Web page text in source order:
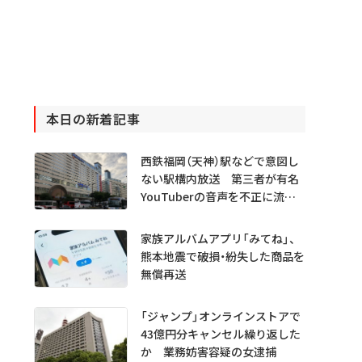
本日の新着記事
西鉄福岡（天神）駅などで意図し
ない駅構内放送 第三者が有名
YouTuberの音声を不正に流し
家族アルバムアプリ「みてね」、
熊本地震で破損・紛失した商品を
無償再送
「ジャンプ」オンラインストアで
43億円分キャンセル繰り返した
か 業務妨害容疑の女逮捕